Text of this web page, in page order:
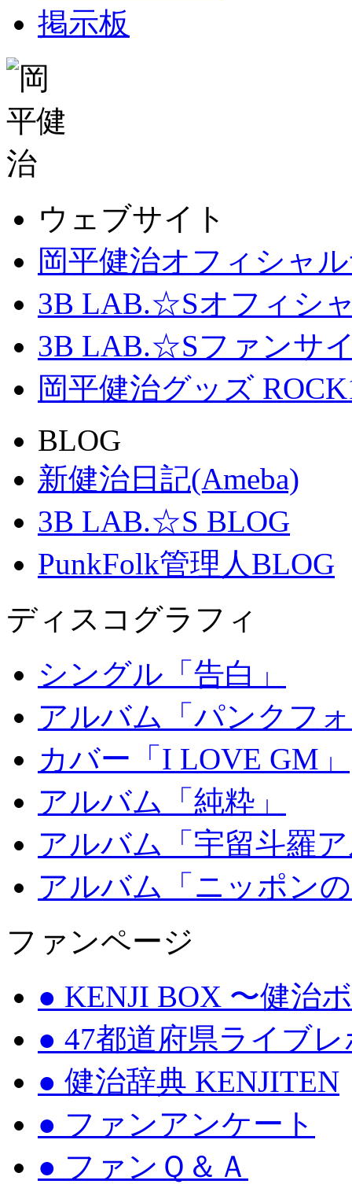
掲示板
ウェブサイト
岡平健治オフィシャ
3B LAB.☆Sオフィシ
3B LAB.☆Sファンサイ
岡平健治グッズ
BLOG
新健治日記(Ameba)
3B LAB.☆S BLOG
PunkFolk管理人BLOG
ディスコグラフィ
シングル「告白」
アルバム「パンクフ
カバー「I LOVE GM」
アルバム「純粋」
アルバム「宇留斗羅
アルバム「ニッポン
ファンページ
● KENJI BOX 〜健治
● 47都道府県ライブ
● 健治辞典 KENJITEN
● ファンアンケート
● ファンＱ＆Ａ